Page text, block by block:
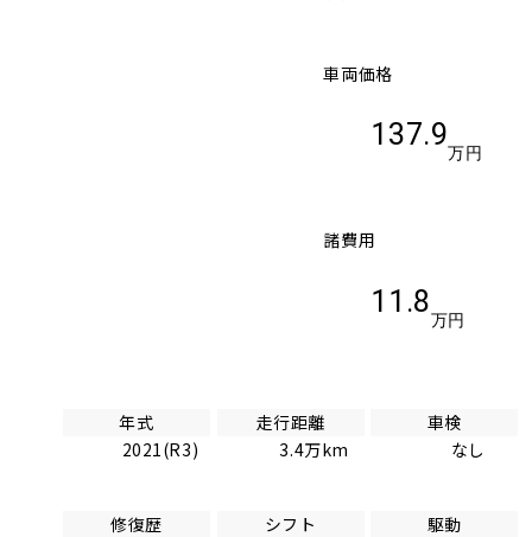
車両価格
137.9
万円
諸費用
11.8
万円
年式
2021(R3)
走行距離
3.4万km
車検
なし
修復歴
シフト
駆動